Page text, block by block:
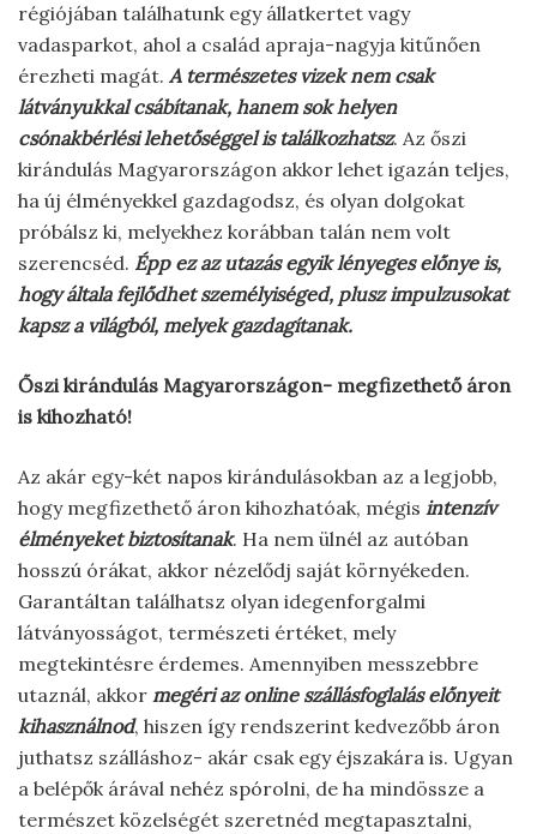
régiójában találhatunk egy állatkertet vagy
vadasparkot, ahol a család apraja-nagyja kitűnően
érezheti magát. A természetes vizek nem csak
látványukkal csábítanak, hanem sok helyen
csónakbérlési lehetőséggel is találkozhatsz. Az őszi
kirándulás Magyarországon akkor lehet igazán teljes,
ha új élményekkel gazdagodsz, és olyan dolgokat
próbálsz ki, melyekhez korábban talán nem volt
szerencséd. Épp ez az utazás egyik lényeges előnye is,
hogy általa fejlődhet személyiséged, plusz impulzusokat
kapsz a világból, melyek gazdagítanak.
Őszi kirándulás Magyarországon- megfizethető áron
is kihozható!
Az akár egy-két napos kirándulásokban az a legjobb,
hogy megfizethető áron kihozhatóak, mégis intenzív
élményeket biztosítanak. Ha nem ülnél az autóban
hosszú órákat, akkor nézelődj saját környékeden.
Garantáltan találhatsz olyan idegenforgalmi
látványosságot, természeti értéket, mely
megtekintésre érdemes. Amennyiben messzebbre
utaznál, akkor megéri az online szállásfoglalás előnyeit
kihasználnod, hiszen így rendszerint kedvezőbb áron
juthatsz szálláshoz- akár csak egy éjszakára is. Ugyan
a belépők árával nehéz spórolni, de ha mindössze a
természet közelségét szeretnéd megtapasztalni,